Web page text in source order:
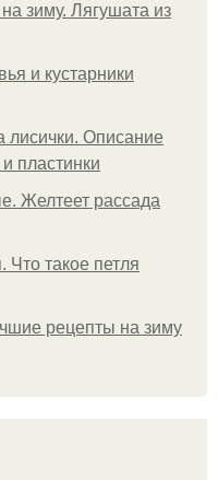
зиму. Лягушата из
и кустарники
Описание
пластинки
Желтеет рассада
такое петля
рецепты на зиму